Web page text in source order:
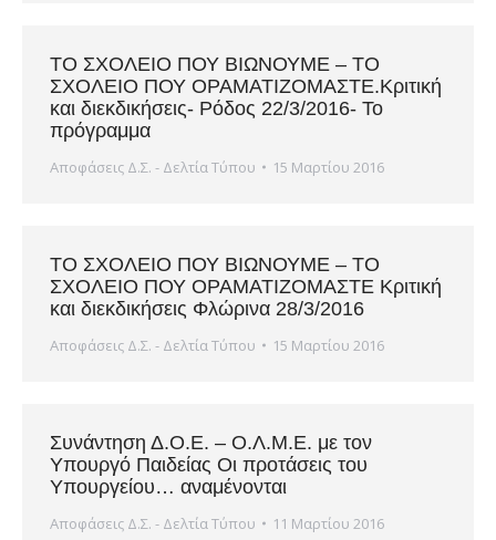
ΤΟ ΣΧΟΛΕΙΟ ΠΟΥ ΒΙΩΝΟΥΜΕ – ΤΟ
ΣΧΟΛΕΙΟ ΠΟΥ ΟΡΑΜΑΤΙΖΟΜΑΣΤΕ.Κριτική
και διεκδικήσεις- Ρόδος 22/3/2016- Το
πρόγραμμα
Αποφάσεις Δ.Σ. - Δελτία Τύπου 15 Μαρτίου 2016
ΤΟ ΣΧΟΛΕΙΟ ΠΟΥ ΒΙΩΝΟΥΜΕ – ΤΟ
ΣΧΟΛΕΙΟ ΠΟΥ ΟΡΑΜΑΤΙΖΟΜΑΣΤΕ Κριτική
και διεκδικήσεις Φλώρινα 28/3/2016
Αποφάσεις Δ.Σ. - Δελτία Τύπου 15 Μαρτίου 2016
Συνάντηση Δ.Ο.Ε. – Ο.Λ.Μ.Ε. με τον
Υπουργό Παιδείας Οι προτάσεις του
Υπουργείου… αναμένονται
Αποφάσεις Δ.Σ. - Δελτία Τύπου 11 Μαρτίου 2016